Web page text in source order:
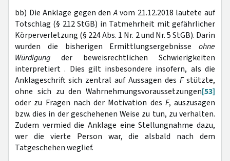
bb) Die Anklage gegen denAvom 21.12.2018 lautete auf
Totschlag (§ 212 StGB) in Tatmehrheit mit gefährlicher
Körperverletzung (§ 224 Abs. 1 Nr. 2 und Nr. 5 StGB). Darin
wurden die bisherigen Ermittlungsergebnisse ohne
Würdigung der beweisrechtlichen Schwierigkeiten
interpretiert . Dies gilt insbesondere insofern, als die
Anklageschrift sich zentral auf Aussagen des Fstützte,
ohne sich zu den Wahrnehmungsvoraussetzungen[53]
oder zu Fragen nach der Motivation des F, auszusagen
bzw. dies in der geschehenen Weise zu tun, zu verhalten.
Zudem vermied die Anklage eine Stellungnahme dazu,
wer die vierte Person war, die alsbald nach dem
Tatgeschehen weglief.